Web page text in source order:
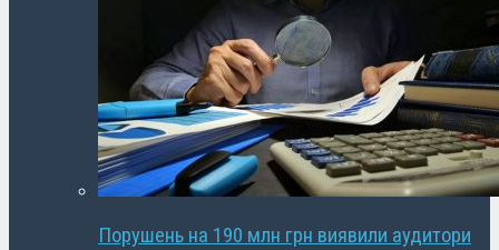
Порушень на 190 млн грн виявили аудитори